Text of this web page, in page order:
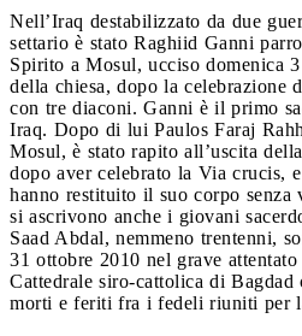
Nell’Iraq destabilizzato da due
settario è stato Raghiid Ganni
Spirito a Mosul, ucciso domenica
della chiesa, dopo la celebrazione
con tre diaconi. Ganni è il primo
Iraq. Dopo di lui Paulos Faraj
Mosul, è stato rapito all’uscita
dopo aver celebrato la Via crucis,
hanno restituito il suo corpo
si ascrivono anche i giovani
Saad Abdal, nemmeno trentenni,
31 ottobre 2010 nel grave
Cattedrale siro-cattolica di Bagdad
morti e feriti fra i fedeli riuniti per